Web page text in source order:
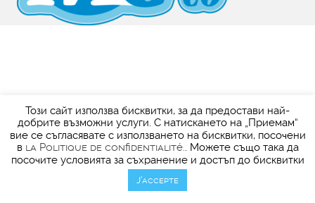
Този сайт използва бисквитки, за да предостави най-
добрите възможни услуги. С натискането на „Приемам“
вие се съгласявате с използването на бисквитки, посочени
в la Politique de confidentialité.. Можете също така да
посочите условията за съхранение и достъп до бисквитки
J’accepte